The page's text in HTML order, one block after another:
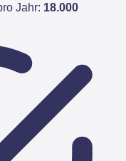
Jahr: 18.000